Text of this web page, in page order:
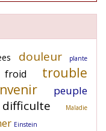
douleur plante
froid trouble
peuple
difficulte Maladie
Einstein